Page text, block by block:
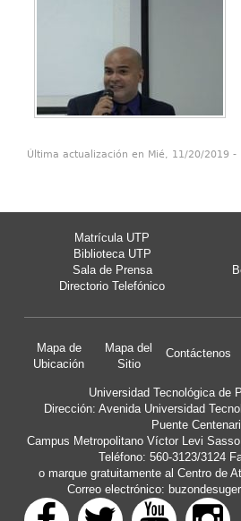
Última actualización en Mié, 11/20/2019 -
Matrícula UTP
Biblioteca UTP
Sala de Prensa
Directorio Telefónico
Mapa de
Ubicación
Mapa del
Sitio
Contáctenos
Universidad Tecnológica de
Dirección: Avenida Universidad
Puente
Campus Metropolitano Víctor Levi
Teléfono: 560-3123/3124
o marque gratuitamente al Centro de
Correo electrónico: